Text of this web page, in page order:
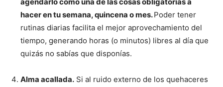
agendarlo como una de las cosas obligatorias a
hacer en tu semana, quincena o mes.Poder tener
rutinas diarias facilita el mejor aprovechamiento del
tiempo, generando horas (o minutos) libres al día que
quizás no sabías que disponías.
Alma acallada. Si al ruido externo de los quehaceres